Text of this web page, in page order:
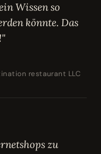
Wissen so
könnte. Das
restaurant LLC
zu